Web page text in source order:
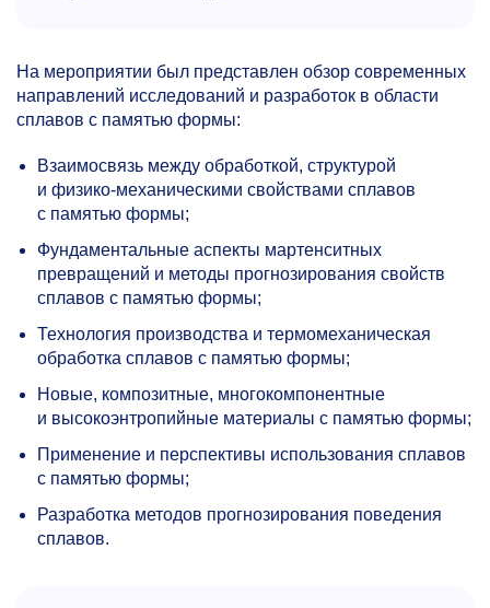
На мероприятии был представлен обзор современных
направлений исследований и разработок в области
сплавов с памятью формы:
Взаимосвязь между обработкой, структурой
и физико-механическими свойствами сплавов
с памятью формы;
Фундаментальные аспекты мартенситных
превращений и методы прогнозирования свойств
сплавов с памятью формы;
Технология производства и термомеханическая
обработка сплавов с памятью формы;
Новые, композитные, многокомпонентные
и высокоэнтропийные материалы с памятью формы;
Применение и перспективы использования сплавов
с памятью формы;
Разработка методов прогнозирования поведения
сплавов.